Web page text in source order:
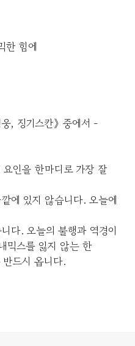
한 힘에
, 징기스칸》 중에서 -
인을 한마디로 가장 잘
에 있지 않습니다. 오늘에
다. 오늘의 불행과 역경이
믹스를 잃지 않는 한
드시 옵니다.